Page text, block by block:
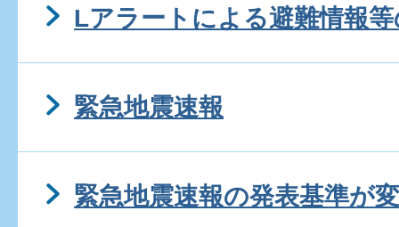
Lアラートによる避難情報
緊急地震速報
緊急地震速報の発表基準が